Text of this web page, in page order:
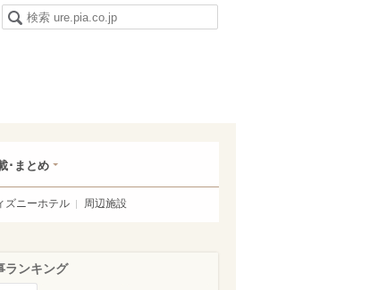
･まとめ
ズニーホテル 周辺施設
ランキング